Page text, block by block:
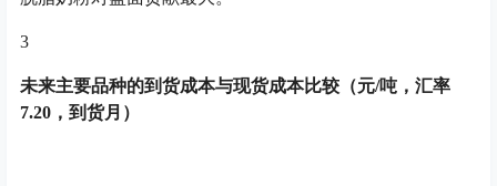
3
未来主要品种的到货成本与现货成本比较（元/吨，汇率
7.20，到货月）